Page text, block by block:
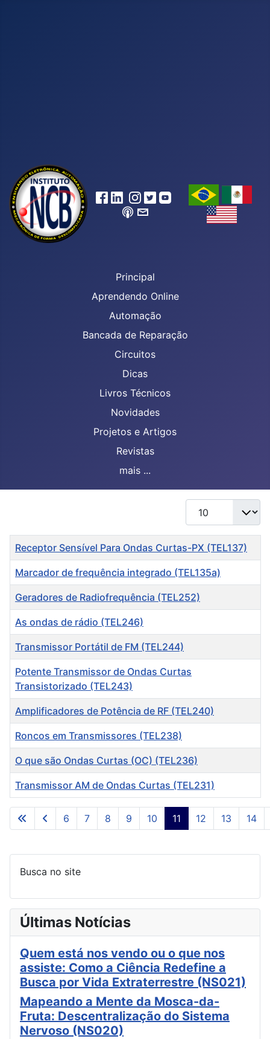
Principal
Aprendendo Online
Automação
Bancada de Reparação
Circuitos
Dicas
Livros Técnicos
Novidades
Projetos e Artigos
Revistas
mais ...
Mostrar #
Artigos
Título
Receptor Sensível Para Ondas Curtas-PX (TEL137)
Marcador de frequência integrado (TEL135a)
Geradores de Radiofrequência (TEL252)
As ondas de rádio (TEL246)
Transmissor Portátil de FM (TEL244)
Potente Transmissor de Ondas Curtas
Transistorizado (TEL243)
Amplificadores de Potência de RF (TEL240)
Roncos em Transmissores (TEL238)
O que são Ondas Curtas (OC) (TEL236)
Transmissor AM de Ondas Curtas (TEL231)
Página 11 de 30
6 7 8 9 10 11 12 13 14
Busca no site
Últimas Notícias
Quem está nos vendo ou o que nos
assiste: Como a Ciência Redefine a
Busca por Vida Extraterrestre (NS021)
Mapeando a Mente da Mosca-da-
Fruta: Descentralização do Sistema
Nervoso (NS020)